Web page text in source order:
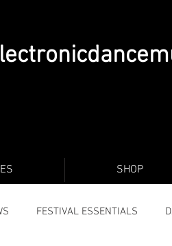
SHOP
FESTIVAL ESSENTIALS